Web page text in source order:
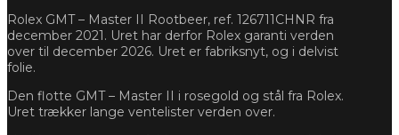
Rolex GMT – Master II Rootbeer, ref. 126711CHNR fra
december 2021. Uret har derfor Rolex garanti verden
over til december 2026. Uret er fabriksnyt, og i delvist
folie.
Den flotte GMT – Master II i rosegold og stål fra Rolex.
Uret trækker lange ventelister verden over.